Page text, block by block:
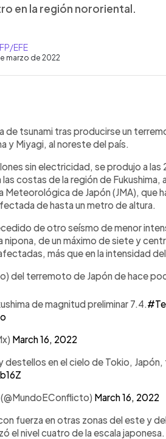
en la región nororiental.
EFE
marzo de 2022
de tsunami tras producirse un
y Miyagi, al noreste del país.
sin electricidad, se produjo a las
costas de la región de Fukushima,
Meteorológica de Japón (JMA), que
de hasta un metro de altura.
de otro seísmo de menor
nipona, de un máximo de siete y
más que en la intensidad
del terremoto de Japón de hace
de magnitud preliminar 7.4.
March 16, 2022
destellos en el cielo de Tokio,
March 16, 2022
fuerza en otras zonas del este y
el nivel cuatro de la escala japonesa.